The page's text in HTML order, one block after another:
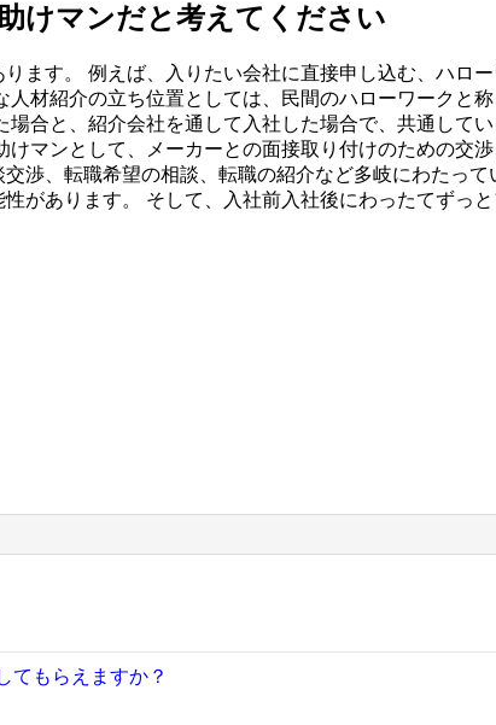
けマンだと考えてください
ます。 例えば、入りたい会社に直接申し込む、ハロ
材紹介の立ち位置としては、民間のハローワークと
合と、紹介会社を通して入社した場合で、共通して
マンとして、メーカーとの面接取り付けのための交
渉、転職希望の相談、転職の紹介など多岐にわたっ
があります。 そして、入社前入社後にわったてずっ
てもらえますか？